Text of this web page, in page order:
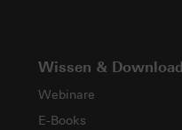
Wissen &
Webinare
E-Books